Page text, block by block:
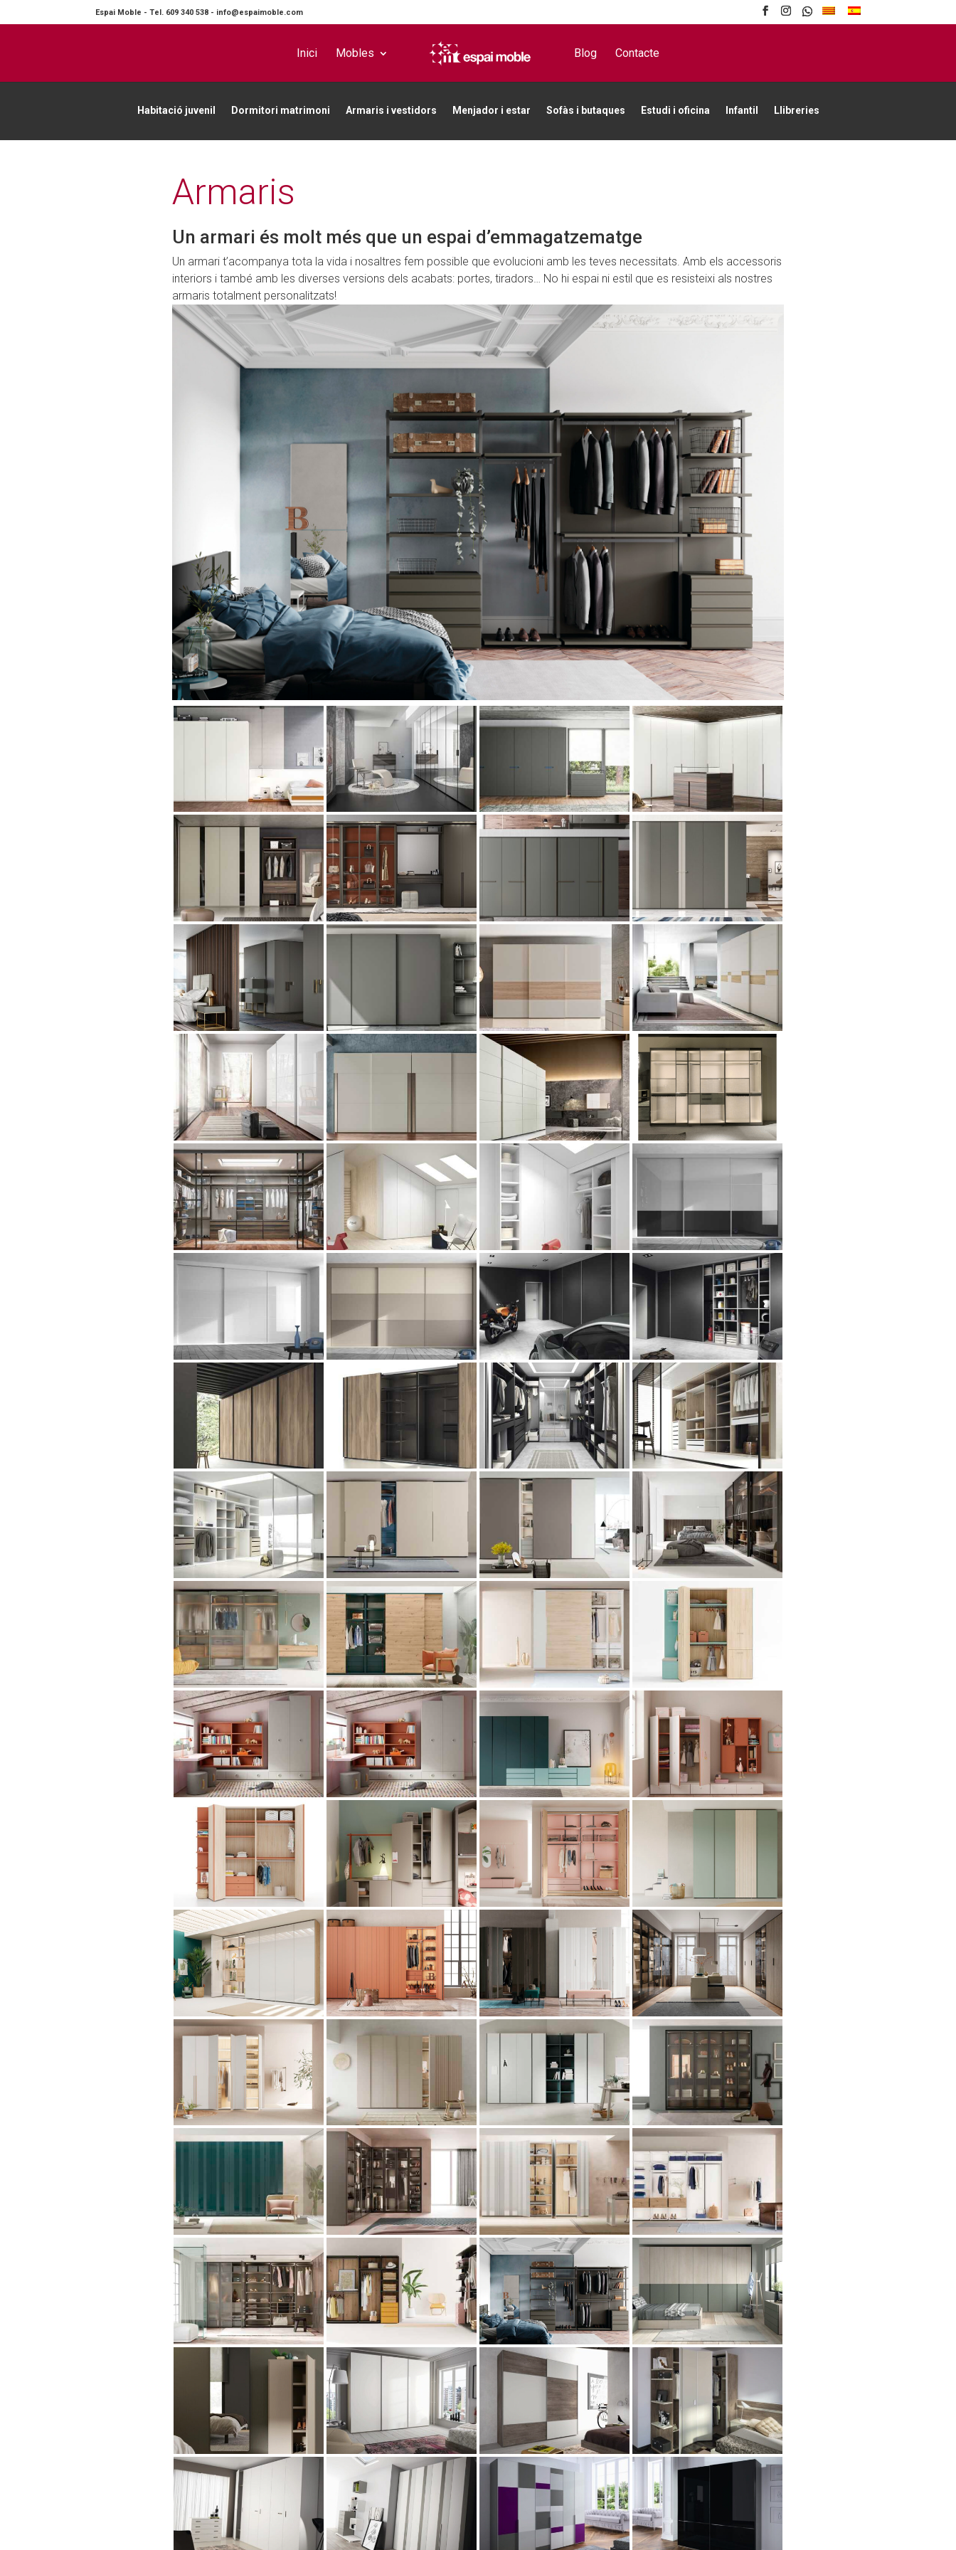
Espai Moble -Tel. 609 340 538 - info@espaimoble.com
Inici Mobles Blog Contacte
Habitació juvenil Dormitori matrimoni Armaris i vestidors Menjador i estar Sofàs i butaques Estudi i oficina Infantil Llibreries
Armaris
Un armari és molt més que un espai d’emmagatzematge
Un armari t’acompanya tota la vida i nosaltres fem possible que evolucioni amb les teves necessitats. Amb els accessoris
interiors i també amb les diverses versions dels acabats: portes, tiradors… No hi espai ni estil que es resisteixi als nostres
armaris totalment personalitzats!